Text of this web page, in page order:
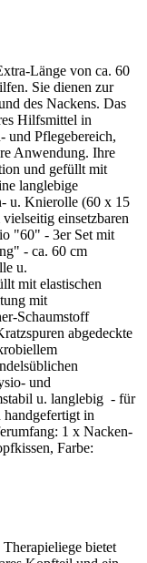
Länge von ca. 60
Sie dienen zur
des Nackens. Das
Hilfsmittel in
und Pflegebereich,
Anwendung. Ihre
und gefüllt mit
langlebige
u. Knierolle (60 x 15
einsetzbaren
"60" - 3er Set mit
- ca. 60 cm
u.
mit elastischen
mit
Schaumstoff
abgedeckte
und
u. langlebig - für
handgefertigt in
1 x Nacken-
Farbe:
bietet